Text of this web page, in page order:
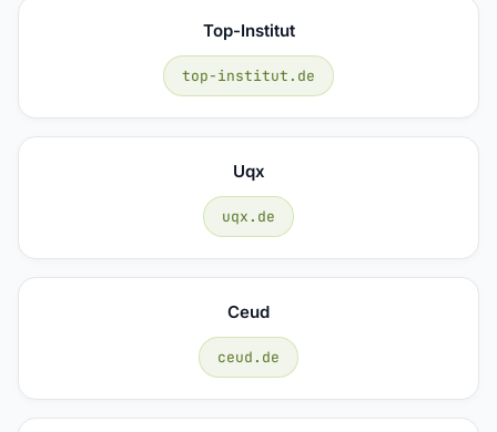
Top-Institut
top-institut.de
Uqx
uqx.de
Ceud
ceud.de